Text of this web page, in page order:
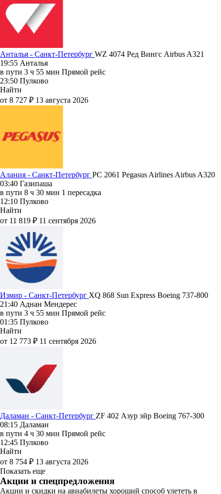
Анталья - Санкт-Петербург WZ 4074 Ред Вингс Airbus A321
19:55 Анталья
в пути 3 ч 55 мин Прямой рейс
23:50 Пулково
Найти
от 8 727 ₽ 13 августа 2026
Алания - Санкт-Петербург PC 2061 Pegasus Airlines Airbus A320
03:40 Газипаша
в пути 8 ч 30 мин 1 пересадка
12:10 Пулково
Найти
от 11 819 ₽ 11 сентября 2026
Измир - Санкт-Петербург XQ 868 Sun Express Boeing 737-800
21:40 Аднан Мендерес
в пути 3 ч 55 мин Прямой рейс
01:35 Пулково
Найти
от 12 773 ₽ 11 сентября 2026
Даламан - Санкт-Петербург ZF 402 Азур эйр Boeing 767-300
08:15 Даламан
в пути 4 ч 30 мин Прямой рейс
12:45 Пулково
Найти
от 8 754 ₽ 13 августа 2026
Показать еще
Акции и спецпредложения
Акции и скидки на авиабилеты хороший способ улететь в